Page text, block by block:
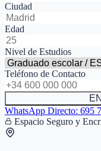
Ciudad
Edad
Nivel de Estudios
Teléfono de Contacto
WhatsApp Directo: 695
Espacio Seguro y